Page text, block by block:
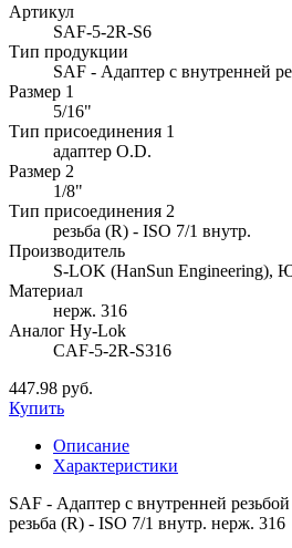
Артикул
SAF-5-2R-S6
Тип продукции
SAF - Адаптер с внутренней
Размер 1
5/16"
Тип присоединения 1
адаптер O.D.
Размер 2
1/8"
Тип присоединения 2
резьба (R) - ISO 7/1 внутр.
Производитель
S-LOK (HanSun Engineering),
Материал
нерж. 316
Аналог Hy-Lok
CAF-5-2R-S316
447.98 руб.
Купить
Описание
Характеристики
SAF - Адаптер с внутренней
резьба (R) - ISO 7/1 внутр. нерж. 316